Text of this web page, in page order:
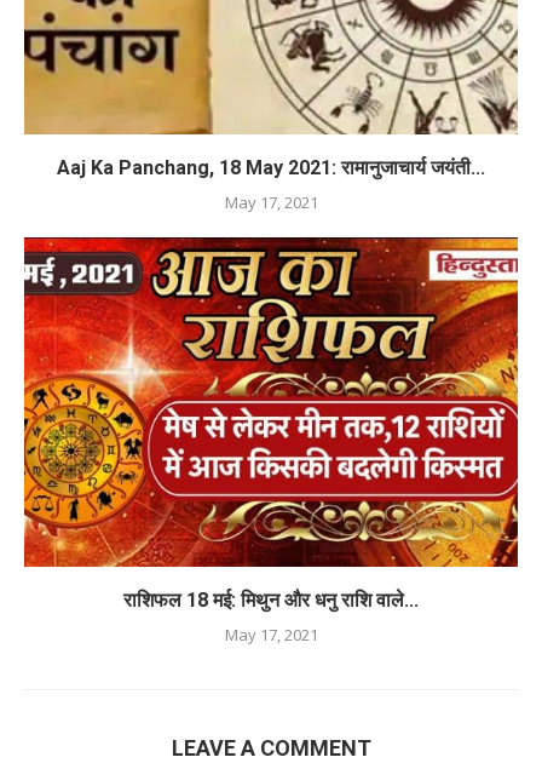
Aaj Ka Panchang, 18 May 2021: रामानुजाचार्य जयंती...
May 17, 2021
राशिफल 18 मई: मिथुन और धनु राशि वाले...
May 17, 2021
LEAVE A COMMENT